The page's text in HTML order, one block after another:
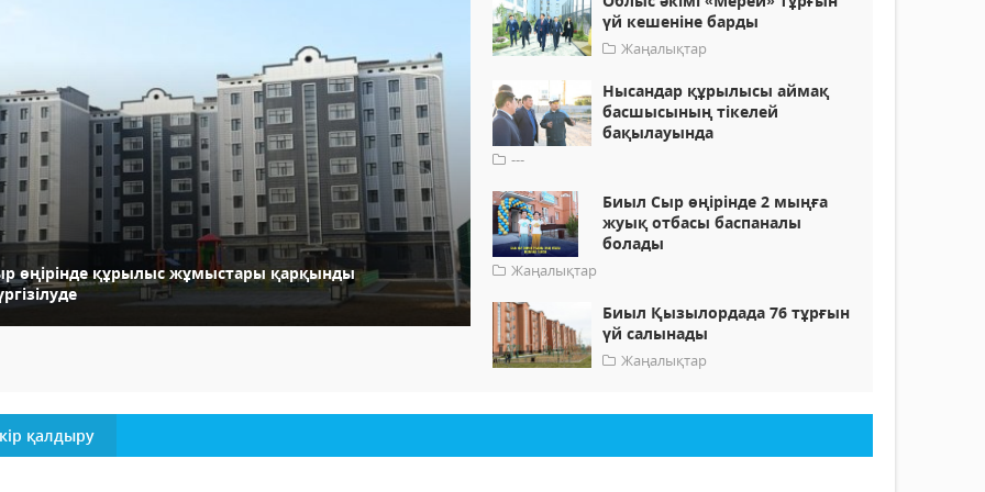
өңірінде құрылыс жұмыстары қарқынды
үй кешеніне барды
Жаңалықтар
Нысандар құрылысы аймақ
басшысының тікелей
бақылауында
---
Биыл Сыр өңірінде 2 мыңға
жуық отбасы баспаналы
болады
Жаңалықтар
Биыл Қызылордада 76 тұрғын
үй салынады
Жаңалықтар
қалдыру